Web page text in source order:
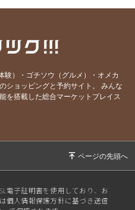
ました【担当：井上】
ました（担当：井上）
向き合う
験）・ゴチソウ（グルメ）・オメカ
ショッピングと予約サイト。
みんな
を搭載した総合マーケットプレイス
電子証明書を使用しており、お
個人情報保護方針に基づき送信